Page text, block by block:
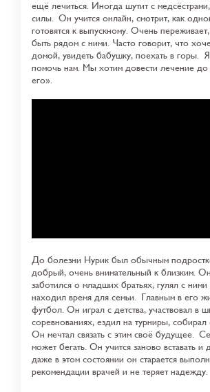
ещё лечиться. Иногда шутит с
силы. Он учится онлайн, смотрит, как
готовятся к выпускному. Очень
быть рядом с ними. Часто говорит, что
домой, увидеть бабушку, поехать в горы.
помочь нам. Мы хотим довести лечение до
его».
До болезни Нурик был обычным
добрый, очень внимательный к близким.
заботился о младших братьях, гулял с ними
находил время для семьи. Главным в его
футбол. Он играл с детства, участвовал в
соревнованиях, ездил на турниры,
Он мечтал связать с этим своё будущее.
может бегать. Он учится заново вставать и
даже в этом состоянии он старается
рекомендации врачей и не теряет надежду.